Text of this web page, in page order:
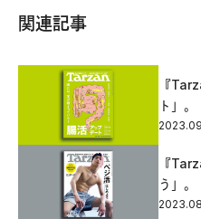
関連記事
『
ト」。
『
う」。